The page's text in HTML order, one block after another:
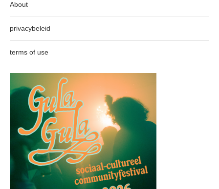
About
privacybeleid
terms of use